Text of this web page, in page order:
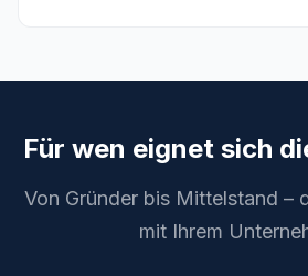
Für wen eignet sich
Von Gründer bis Mittelstand –
mit Ihrem